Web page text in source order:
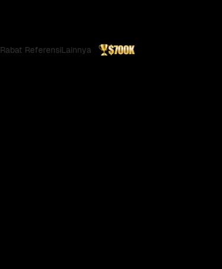
Rabat ReferensiLainnya